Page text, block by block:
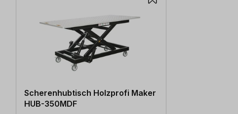
Scherenhubtisch Holzprofi Maker
HUB-350MDF